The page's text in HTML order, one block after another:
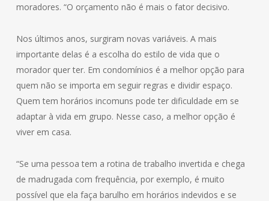
moradores. “O orçamento não é mais o fator decisivo.
Nos últimos anos, surgiram novas variáveis. A mais
importante delas é a escolha do estilo de vida que o
morador quer ter. Em condomínios é a melhor opção para
quem não se importa em seguir regras e dividir espaço.
Quem tem horários incomuns pode ter dificuldade em se
adaptar à vida em grupo. Nesse caso, a melhor opção é
viver em casa.
“Se uma pessoa tem a rotina de trabalho invertida e chega
de madrugada com frequência, por exemplo, é muito
possível que ela faça barulho em horários indevidos e se